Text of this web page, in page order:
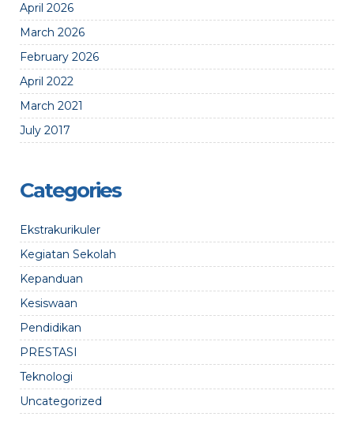
April 2026
March 2026
February 2026
April 2022
March 2021
July 2017
Categories
Ekstrakurikuler
Kegiatan Sekolah
Kepanduan
Kesiswaan
Pendidikan
PRESTASI
Teknologi
Uncategorized